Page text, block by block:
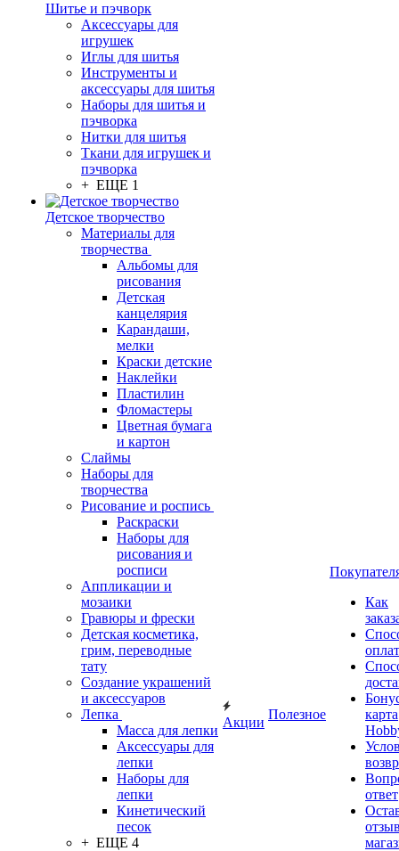
Шитье и пэчворк
Аксессуары для
игрушек
Иглы для шитья
Инструменты и
аксессуары для шитья
Наборы для шитья и
пэчворка
Нитки для шитья
Ткани для игрушек и
пэчворка
+ ЕЩЕ 1
Детское творчество
Материалы для
творчества
Альбомы для
рисования
Детская
канцелярия
Карандаши,
мелки
Краски детские
Наклейки
Пластилин
Фломастеры
Цветная бумага
и картон
Слаймы
Наборы для
творчества
Рисование и роспись
Раскраски
Наборы для
рисования и
росписи
Аппликации и
мозаики
Гравюры и фрески
Детская косметика,
грим, переводные
тату
Создание украшений
и аксессуаров
Лепка
Масса для лепки
Аксессуары для
лепки
Наборы для
лепки
Кинетический
песок
+ ЕЩЕ 4
Акции
Полезное
Как
карта
ответ